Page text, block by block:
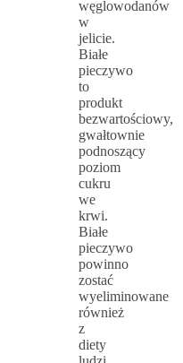
węglowodanów
w
jelicie.
Białe
pieczywo
to
produkt
bezwartościowy,
gwałtownie
podnoszący
poziom
cukru
we
krwi.
Białe
pieczywo
powinno
zostać
wyeliminowane
również
z
diety